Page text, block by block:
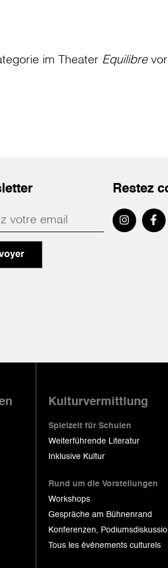
im Theater Equilibre
Restez
Kulturvermittlung
Spielzeit für Schulen
Weiterführende Literatur
Inklusive Kultur
Rund um die Vorstellungen
Workshops
Gespräche am Bühnenrand
Konferenzen,
Tous les événements culturels